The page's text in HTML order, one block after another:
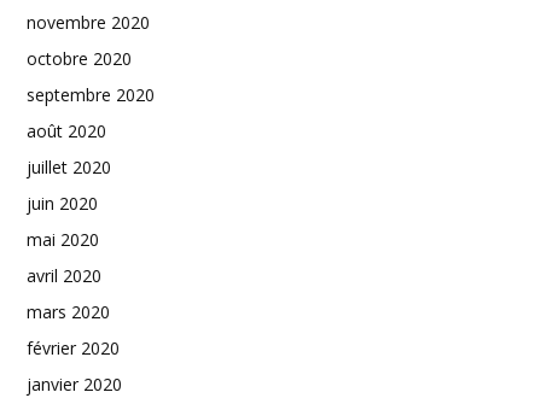
novembre 2020
octobre 2020
septembre 2020
août 2020
juillet 2020
juin 2020
mai 2020
avril 2020
mars 2020
février 2020
janvier 2020